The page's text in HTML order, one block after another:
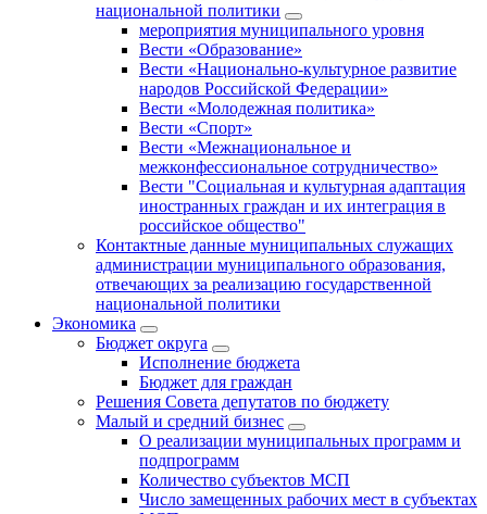
национальной политики
мероприятия муниципального уровня
Вести «Образование»
Вести «Национально-культурное развитие
народов Российской Федерации»
Вести «Молодежная политика»
Вести «Спорт»
Вести «Межнациональное и
межконфессиональное сотрудничество»
Вести "Социальная и культурная адаптация
иностранных граждан и их интеграция в
российское общество"
Контактные данные муниципальных служащих
администрации муниципального образования,
отвечающих за реализацию государственной
национальной политики
Экономика
Бюджет округa
Исполнение бюджета
Бюджет для граждан
Решения Совета депутатов по бюджету
Малый и средний бизнес
О реализации муниципальных программ и
подпрограмм
Количество субъектов МСП
Число замещенных рабочих мест в субъектах